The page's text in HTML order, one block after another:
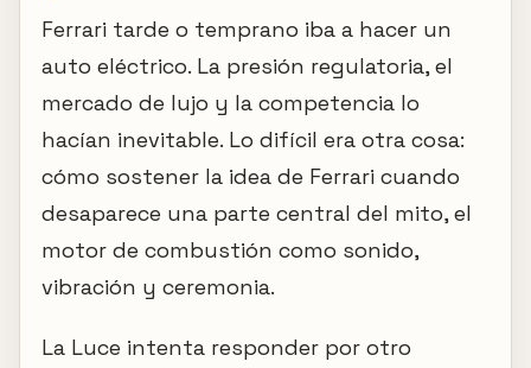
Ferrari tarde o temprano iba a hacer un
auto eléctrico. La presión regulatoria, el
mercado de lujo y la competencia lo
hacían inevitable. Lo difícil era otra cosa:
cómo sostener la idea de Ferrari cuando
desaparece una parte central del mito, el
motor de combustión como sonido,
vibración y ceremonia.
La Luce intenta responder por otro